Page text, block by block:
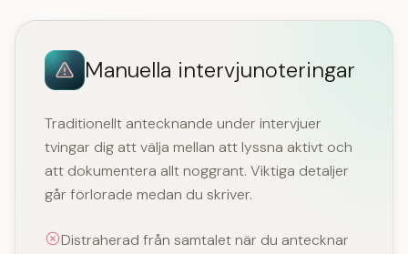
Manuella intervjunoteringar
Traditionellt antecknande under intervjuer
tvingar dig att välja mellan att lyssna aktivt och
att dokumentera allt noggrant. Viktiga detaljer
går förlorade medan du skriver.
Distraherad från samtalet när du antecknar